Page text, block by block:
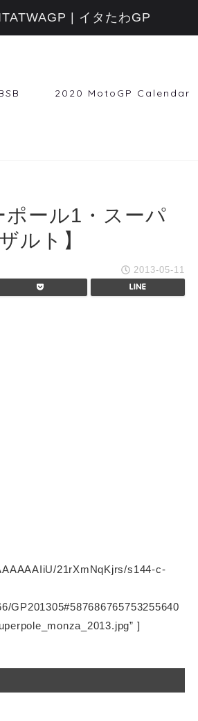
2020 MotoGP Calendar
ール1・スーパ
ルト】
2013-05-11
21rXmNqKjrs/s144-c-
GP201305#587686765753255640
]
| イタたわGP